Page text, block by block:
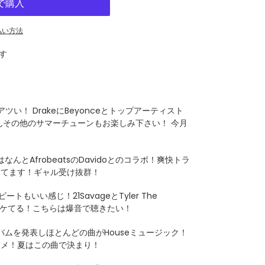
方法
ツい！ DrakeにBeyonceとトップアーティスト
の他のサマーチューンもお楽しみ下さい！ 今月
んとAfrobeatsのDavidoとのコラボ！爽快トラ
ます！ギャル受け抜群！
トもいい感じ！21SavageとTyler The
る！こちらは爆音で聴きたい！
を発表しほとんどの曲がHouseミュージック！
！夏はこの曲で決まり！